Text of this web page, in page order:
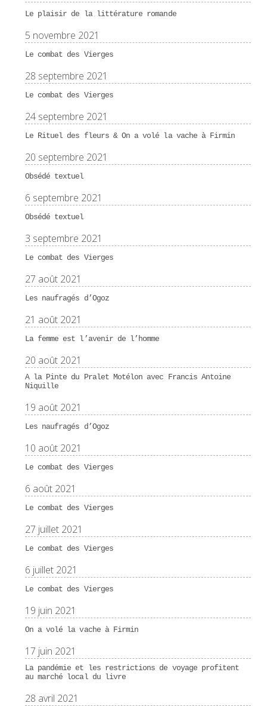
Le plaisir de la littérature romande
5 novembre 2021
Le combat des Vierges
28 septembre 2021
Le combat des Vierges
24 septembre 2021
Le Rituel des fleurs & On a volé la vache à Firmin
20 septembre 2021
Obsédé textuel
6 septembre 2021
Obsédé textuel
3 septembre 2021
Le combat des Vierges
27 août 2021
Les naufragés d’Ogoz
21 août 2021
La femme est l’avenir de l’homme
20 août 2021
A la Pinte du Pralet Motélon avec Francis Antoine
Niquille
19 août 2021
Les naufragés d’Ogoz
10 août 2021
Le combat des Vierges
6 août 2021
Le combat des Vierges
27 juillet 2021
Le combat des Vierges
6 juillet 2021
Le combat des Vierges
19 juin 2021
On a volé la vache à Firmin
17 juin 2021
La pandémie et les restrictions de voyage profitent
au marché local du livre
28 avril 2021